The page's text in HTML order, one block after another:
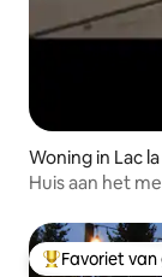
Woning in Lac
Huis aan het
Topfavoriet
Favoriet